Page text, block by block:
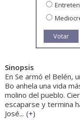
Votar
Sinopsis
En Se armó el Belén,
Bo anhela una vida
molino del pueblo.
escaparse y termina
José... (+)